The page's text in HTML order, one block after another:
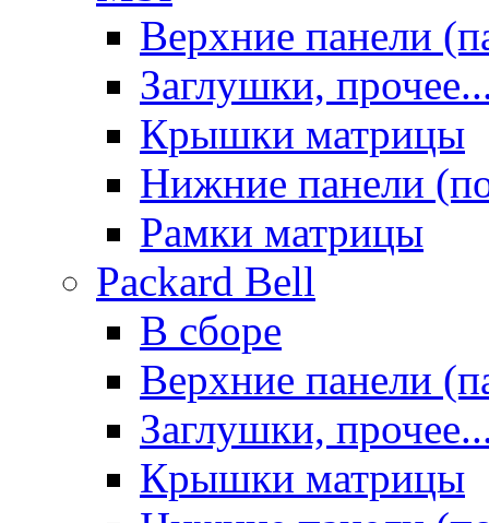
Верхние панели
Заглушки,
Крышки матрицы
Нижние панели
Рамки матрицы
Packard Bell
В сборе
Верхние панели
Заглушки,
Крышки матрицы